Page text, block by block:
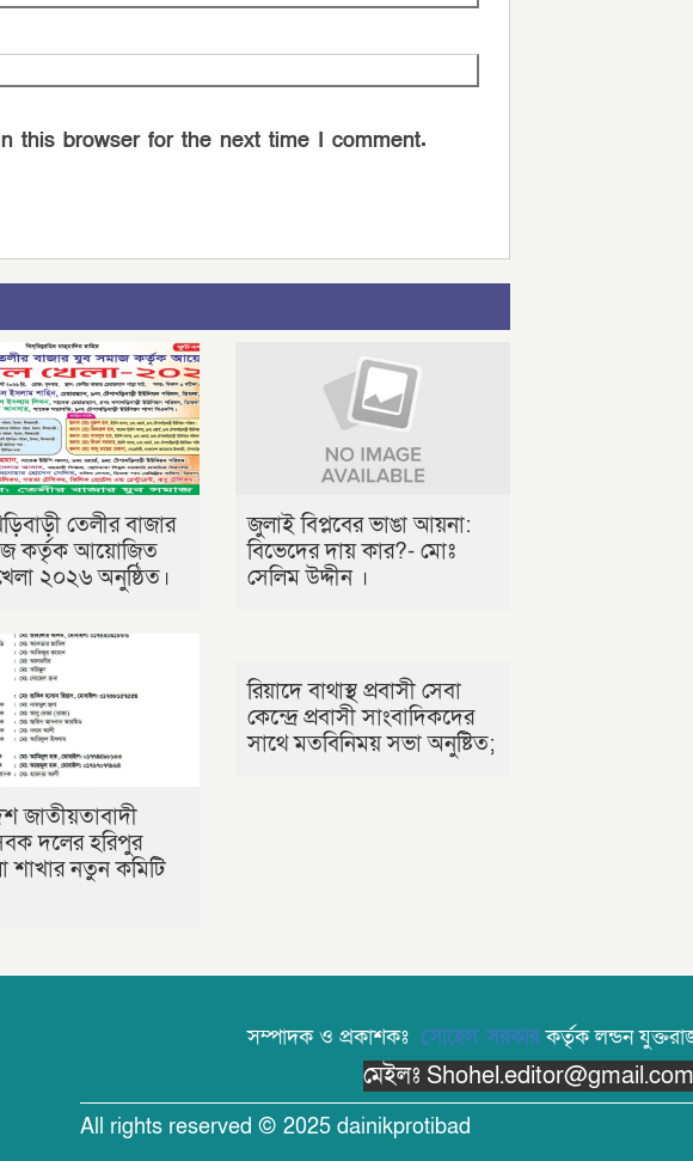
this browser for the next time I comment.
তেলীর বাজার
কর্তৃক আয়োজিত
২০২৬ অনুষ্ঠিত।
জুলাই বিপ্লবের ভাঙা আয়না:
বিভেদের দায় কার?- মোঃ
সেলিম উদ্দীন ।
জাতীয়তাবাদী
দলের হরিপুর
শাখার নতুন কমিটি
রিয়াদে বাথাস্থ প্রবাসী সেবা
কেন্দ্রে প্রবাসী সাংবাদিকদের
সাথে মতবিনিময় সভা অনুষ্টিত;
সম্পাদক ও প্রকাশকঃ সোহেল সরকারকর্তৃক লন্ডন
মেইলঃ Shohel.editor@gmail.com
All rights reserved © 2025 dainikprotibad